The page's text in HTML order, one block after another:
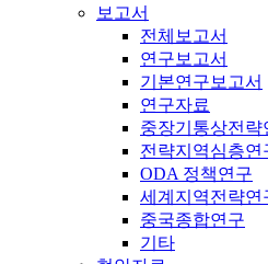
보고서
전체보고서
연구보고서
기본연구보고서
연구자료
중장기통상전략
전략지역심층연
ODA 정책연구
세계지역전략연
중국종합연구
기타